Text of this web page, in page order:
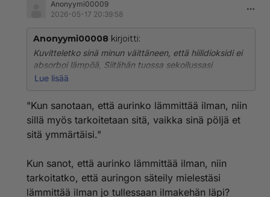
Anonyymi00009
2026-05-17 20:39:58
Anonyymi00008 kirjoitti:
Kuvitteletko sinä minun väittäneen, että hiilidioksidi ei
absorboi lämpöä, Siitähän tuossa sekoilussasi
ilmaisesti on kysymys. Minä olen päinvastoin väittänyt,
käytetään siihen tarkoitukseen sairaaloissa.
Teillä, jotka joiden pään ilmastohoureet on
sekoittaneet, menee vaan jatkuvasti puurot ja vellit
ollenkaan.
Millään ei ole kenellekään mennyt jakeluun, että
Lue lisää
"Kun sanotaan, että aurinko lämmittää ilman, niin
sillä myös tarkoitetaan sitä, vaikka sinä pöljä et
sitä ymmärtäisi."
Kun sanot, että aurinko lämmittää ilman, niin
tarkoitatko, että auringon säteily mielestäsi
lämmittää ilman jo tullessaan ilmakehän läpi?